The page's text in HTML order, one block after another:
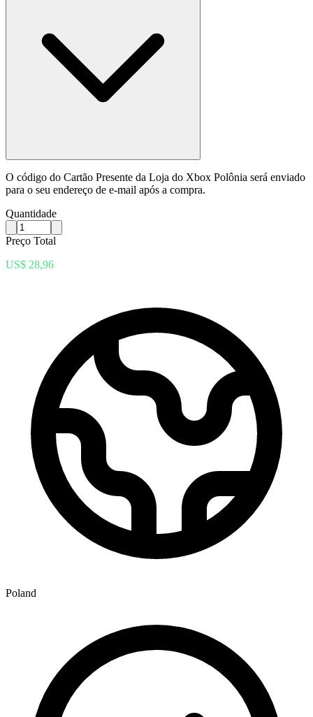
O código do Cartão Presente da Loja do Xbox Polônia será enviado
para o seu endereço de e-mail após a compra.
Quantidade
Preço Total
US$ 28,96
Poland